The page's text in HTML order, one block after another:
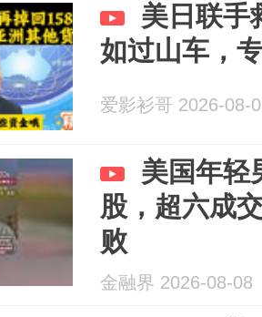
美日联手
如过山车，
爱影衫哥 2026-08-
美国年轻
股，超六成
败
金融界 2026-08-08